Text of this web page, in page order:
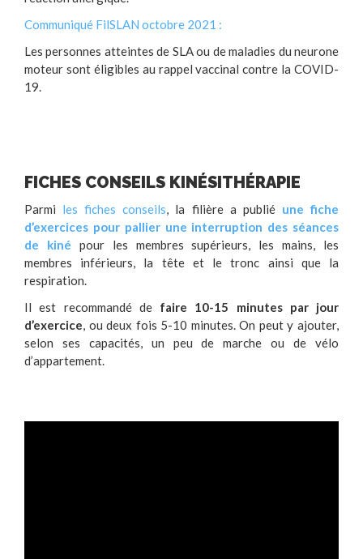
Communiqué FilSLAN octobre 2021 :
Les personnes atteintes de SLA ou de maladies du neurone
moteur sont éligibles au rappel vaccinal contre la COVID-
19.
FICHES CONSEILS KINÉSITHÉRAPIE
Parmi les fiches conseils, la filière a publié une fiche
d’exercices pour pallier une interruption des séances
de kiné pour les membres supérieurs, les mains, les
membres inférieurs, la tête et le tronc ainsi que la
respiration.
Il est recommandé de faire 10-15 minutes par jour
d’exercice, ou deux fois 5-10 minutes. On peut y ajouter,
selon ses capacités, un peu de marche ou de vélo
d’appartement.